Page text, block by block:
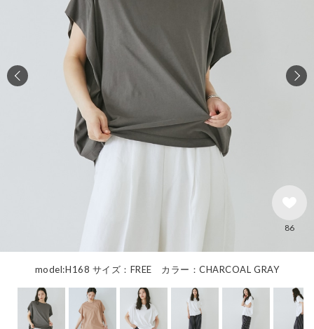
model:H168 サイズ：FREE カラー：CHARCOAL GRAY
86